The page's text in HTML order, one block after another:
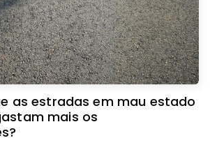
as estradas em mau estado
mais os